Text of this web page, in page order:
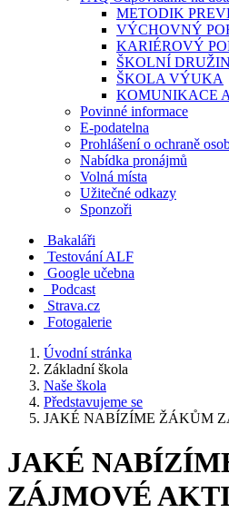
METODIK
VÝCHOVNÝ
KARIÉROVÝ
ŠKOLNÍ
ŠKOLA VÝUKA
KOMUNIKACE
Povinné informace
E-podatelna
Prohlášení o ochraně
Nabídka pronájmů
Volná místa
Užitečné odkazy
Sponzoři
Bakaláři
Testování ALF
Google učebna
Podcast
Strava.cz
Fotogalerie
Úvodní stránka
Základní škola
Naše škola
Představujeme se
JAKÉ NABÍZÍME ŽÁKŮM
JAKÉ
ZÁJMOVÉ